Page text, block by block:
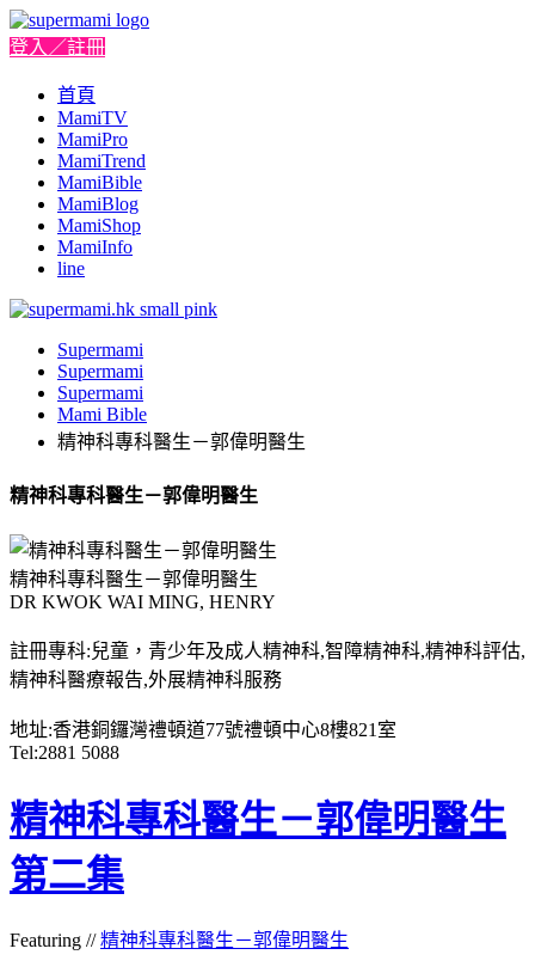
登入／註冊
首頁
MamiTV
MamiPro
MamiTrend
MamiBible
MamiBlog
MamiShop
MamiInfo
line
Supermami
Supermami
Supermami
Mami Bible
精神科專科醫生－郭偉明醫生
精神科專科醫生－郭偉明醫生
精神科專科醫生－郭偉明醫生
DR KWOK WAI MING, HENRY
註冊專科:兒童，青少年及成人精神科,智障精神科,精神科評估,
精神科醫療報告,外展精神科服務
地址:香港銅鑼灣禮頓道77號禮頓中心8樓821室
Tel:2881 5088
精神科專科醫生－郭偉明醫生
第二集
Featuring //精神科專科醫生－郭偉明醫生